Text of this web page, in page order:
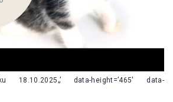
data-height=’465′ data-